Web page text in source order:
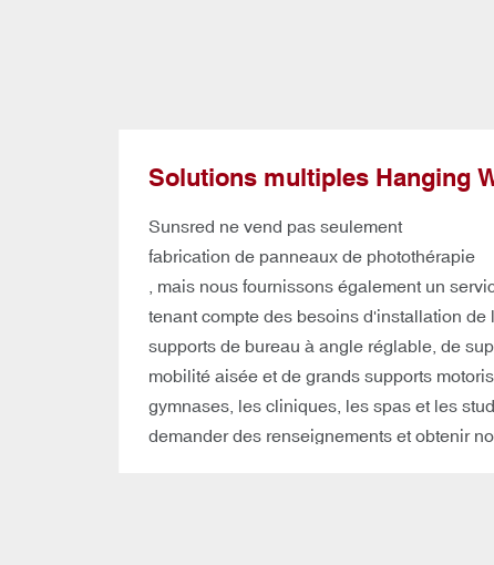
Solutions multiples Hanging
Sunsred ne vend pas seulement
fabrication de panneaux de photothérapie
, mais nous fournissons également un
tenant compte des besoins d'installation
supports de bureau à angle réglable, de
mobilité aisée et de grands supports
gymnases, les cliniques, les spas et les
demander des renseignements et obtenir